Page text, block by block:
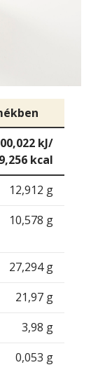
kJ/
kcal
12,912 g
10,578 g
27,294 g
21,97 g
3,98 g
0,053 g